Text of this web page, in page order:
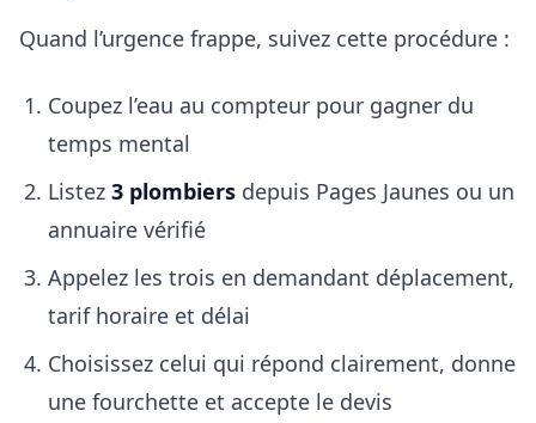
Quand l’urgence frappe, suivez cette procédure :
Coupez l’eau au compteur pour gagner du
temps mental
Listez 3 plombiers depuis Pages Jaunes ou un
annuaire vérifié
Appelez les trois en demandant déplacement,
tarif horaire et délai
Choisissez celui qui répond clairement, donne
une fourchette et accepte le devis